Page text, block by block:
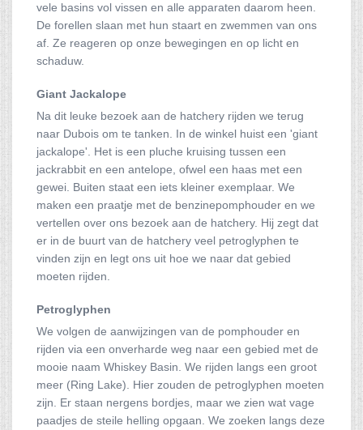
vele basins vol vissen en alle apparaten daarom heen.
De forellen slaan met hun staart en zwemmen van ons
af. Ze reageren op onze bewegingen en op licht en
schaduw.
Giant Jackalope
Na dit leuke bezoek aan de hatchery rijden we terug
naar Dubois om te tanken. In de winkel huist een 'giant
jackalope'. Het is een pluche kruising tussen een
jackrabbit en een antelope, ofwel een haas met een
gewei. Buiten staat een iets kleiner exemplaar. We
maken een praatje met de benzinepomphouder en we
vertellen over ons bezoek aan de hatchery. Hij zegt dat
er in de buurt van de hatchery veel petroglyphen te
vinden zijn en legt ons uit hoe we naar dat gebied
moeten rijden.
Petroglyphen
We volgen de aanwijzingen van de pomphouder en
rijden via een onverharde weg naar een gebied met de
mooie naam Whiskey Basin. We rijden langs een groot
meer (Ring Lake). Hier zouden de petroglyphen moeten
zijn. Er staan nergens bordjes, maar we zien wat vage
paadjes de steile helling opgaan. We zoeken langs deze